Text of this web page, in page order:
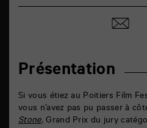
Poitiers
Présentation
Si vous étiez au Poitiers Film
vous n’avez pas pu passer à
Stone,Grand Prix du jury
Partager
par